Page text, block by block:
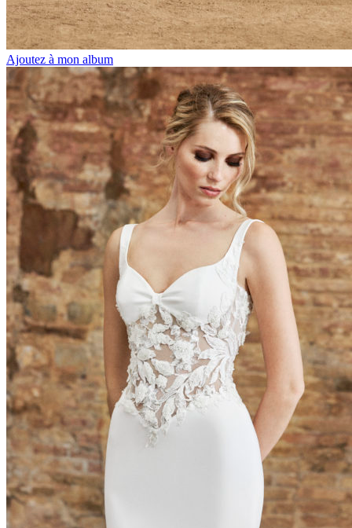
Ajoutez à mon album